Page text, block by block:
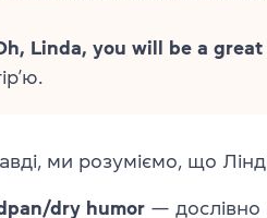
Linda, you will be a
ми розуміємо, що
dry humor — дослівно